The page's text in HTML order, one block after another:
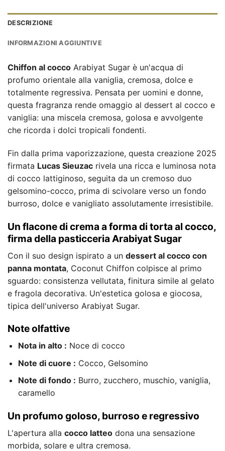
DESCRIZIONE
INFORMAZIONI AGGIUNTIVE
Chiffon al cocco Arabiyat Sugar è un'acqua di
profumo orientale alla vaniglia, cremosa, dolce e
totalmente regressiva. Pensata per uomini e donne,
questa fragranza rende omaggio al dessert al cocco e
vaniglia: una miscela cremosa, golosa e avvolgente
che ricorda i dolci tropicali fondenti.
Fin dalla prima vaporizzazione, questa creazione 2025
firmata Lucas Sieuzac rivela una ricca e luminosa nota
di cocco lattiginoso, seguita da un cremoso duo
gelsomino-cocco, prima di scivolare verso un fondo
burroso, dolce e vanigliato assolutamente irresistibile.
Un flacone di crema a forma di torta al cocco,
firma della pasticceria Arabiyat Sugar
Con il suo design ispirato a un dessert al cocco con
panna montata, Coconut Chiffon colpisce al primo
sguardo: consistenza vellutata, finitura simile al gelato
e fragola decorativa. Un'estetica golosa e giocosa,
tipica dell'universo Arabiyat Sugar.
Note olfattive
Nota in alto : Noce di cocco
Note di cuore : Cocco, Gelsomino
Note di fondo : Burro, zucchero, muschio, vaniglia,
caramello
Un profumo goloso, burroso e regressivo
L'apertura alla cocco latteo dona una sensazione
morbida, solare e ultra cremosa.